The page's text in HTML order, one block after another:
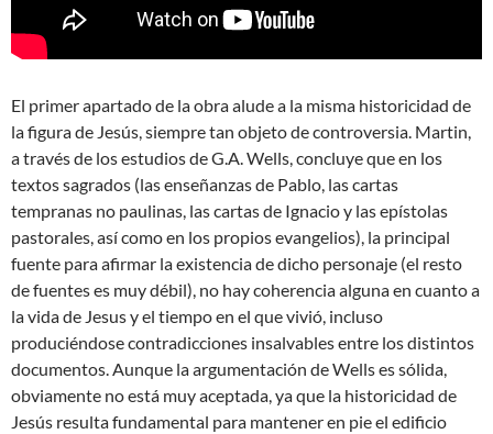
El primer apartado de la obra alude a la misma historicidad de
la figura de Jesús, siempre tan objeto de controversia. Martin,
a través de los estudios de G.A. Wells, concluye que en los
textos sagrados (las enseñanzas de Pablo, las cartas
tempranas no paulinas, las cartas de Ignacio y las epístolas
pastorales, así como en los propios evangelios), la principal
fuente para afirmar la existencia de dicho personaje (el resto
de fuentes es muy débil), no hay coherencia alguna en cuanto a
la vida de Jesus y el tiempo en el que vivió, incluso
produciéndose contradicciones insalvables entre los distintos
documentos. Aunque la argumentación de Wells es sólida,
obviamente no está muy aceptada, ya que la historicidad de
Jesús resulta fundamental para mantener en pie el edificio